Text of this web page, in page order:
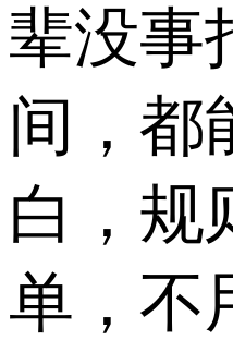
辈没事
间，都
白，规
单，不